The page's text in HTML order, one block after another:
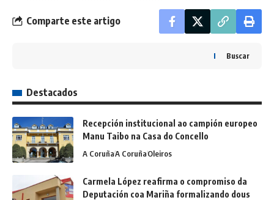
Comparte este artigo
Buscar
Destacados
Recepción institucional ao campión europeo
Manu Taibo na Casa do Concello
A CoruñaA CoruñaOleiros
Carmela López reafirma o compromiso da
Deputación coa Mariña formalizando dous